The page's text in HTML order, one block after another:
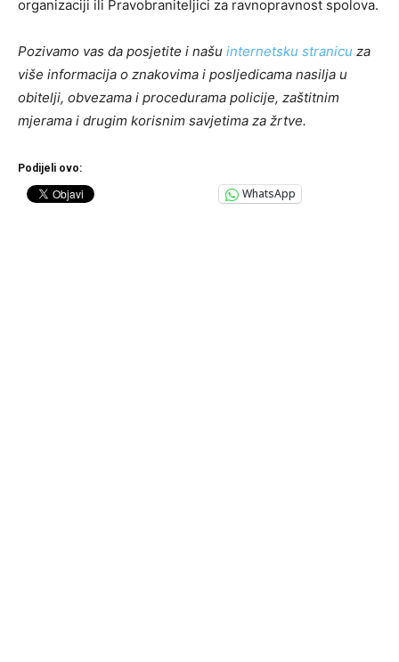
organizaciji ili Pravobraniteljici za ravnopravnost spolova.
Pozivamo vas da posjetite i našu internetsku stranicu za
više informacija o znakovima i posljedicama nasilja u
obitelji, obvezama i procedurama policije, zaštitnim
mjerama i drugim korisnim savjetima za žrtve.
Podijeli ovo:
WhatsApp